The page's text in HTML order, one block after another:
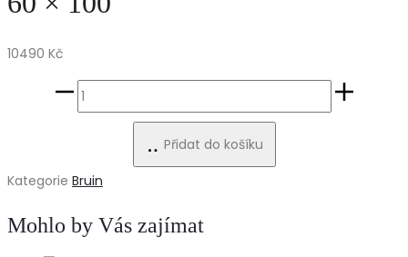
10490 Kč
60
množství
Přidat do košíku
Kategorie Bruin
Mohlo by Vás zajímat